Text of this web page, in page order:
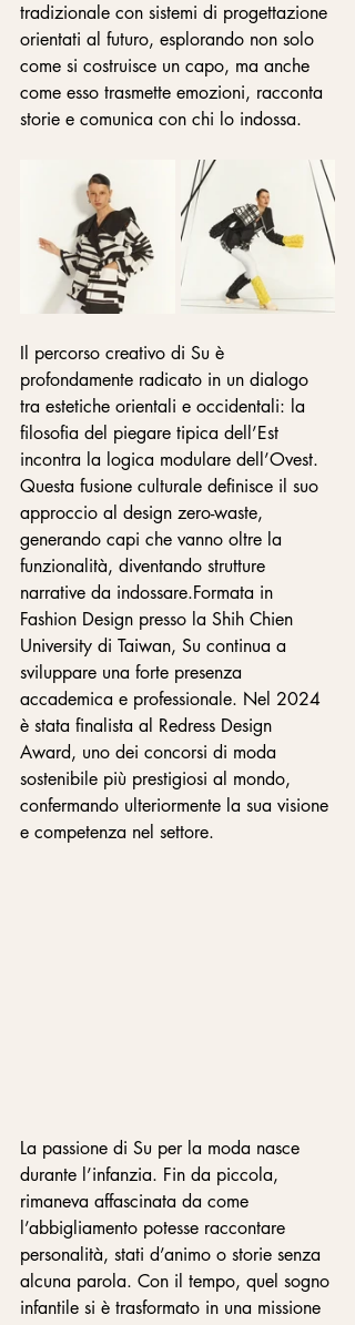
tradizionale con sistemi di progettazione
orientati al futuro, esplorando non solo
come si costruisce un capo, ma anche
come esso trasmette emozioni, racconta
storie e comunica con chi lo indossa.
Il percorso creativo di Su è
profondamente radicato in un dialogo
tra estetiche orientali e occidentali: la
filosofia del piegare tipica dell’Est
incontra la logica modulare dell’Ovest.
Questa fusione culturale definisce il suo
approccio al design zero-waste,
generando capi che vanno oltre la
funzionalità, diventando strutture
narrative da indossare.Formata in
Fashion Design presso la Shih Chien
University di Taiwan, Su continua a
sviluppare una forte presenza
accademica e professionale. Nel 2024
è stata finalista al Redress Design
Award, uno dei concorsi di moda
sostenibile più prestigiosi al mondo,
confermando ulteriormente la sua visione
e competenza nel settore.
La passione di Su per la moda nasce
durante l’infanzia. Fin da piccola,
rimaneva affascinata da come
l’abbigliamento potesse raccontare
personalità, stati d’animo o storie senza
alcuna parola. Con il tempo, quel sogno
infantile si è trasformato in una missione